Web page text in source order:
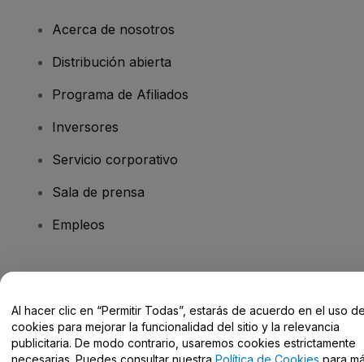
Acerca de nosotros
Distribución abierta
Programa de Afiliados
Inversores
Servicio corporativo
Sala de prensa
Empleos
Centro de Ayuda / Contacto
Al hacer clic en “Permitir Todas”, estarás de acuerdo en el uso
cookies para mejorar la funcionalidad del sitio y la relevancia
publicitaria. De modo contrario, usaremos cookies estrictamente
necesarias. Puedes consultar nuestra Política de Cookies para